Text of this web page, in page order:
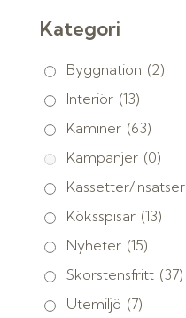
Kategori
Byggnation (2)
Interiör (13)
Kaminer (63)
Kampanjer (0)
Kassetter/Insatser
Köksspisar (13)
Nyheter (15)
Skorstensfritt (37)
Utemiljö (7)